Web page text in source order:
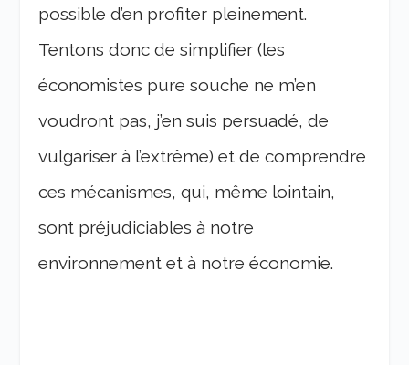
possible d’en profiter pleinement.
Tentons donc de simplifier (les
économistes pure souche ne m’en
voudront pas, j’en suis persuadé, de
vulgariser à l’extrême) et de comprendre
ces mécanismes, qui, même lointain,
sont préjudiciables à notre
environnement et à notre économie.